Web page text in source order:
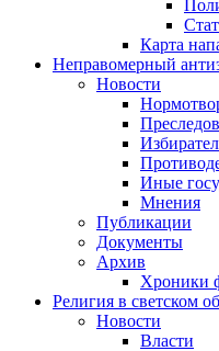
Карта
Неправомерный
Новости
Иные
Мнения
Публикации
Документы
Архив
Хроники
Религия в светском
Новости
Власти